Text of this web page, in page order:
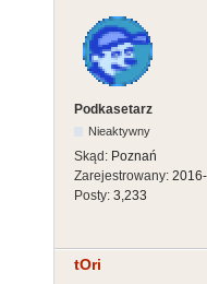
Podkasetarz
Nieaktywny
Skąd: Poznań
Zarejestrowany:
Posty: 3,233
tOri